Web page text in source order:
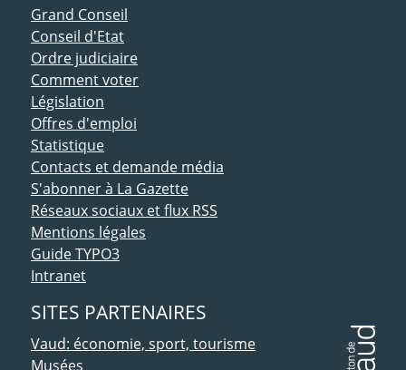
ACCÈS DIRECT
Grand Conseil
Conseil d'Etat
Ordre judiciaire
Comment voter
Législation
Offres d'emploi
Statistique
Contacts et demande média
S'abonner à La Gazette
Réseaux sociaux et flux RSS
Mentions légales
Guide TYPO3
Intranet
SITES PARTENAIRES
Vaud: économie, sport, tourisme
Musées